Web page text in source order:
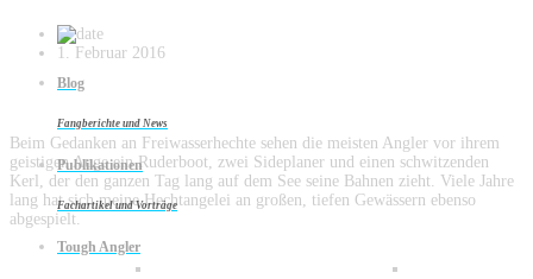
Blog
Fangberichte und News
Publikationen
Fachartikel und Vorträge
Tough Angler
1. Februar 2016
Beim Gedanken an Freiwasserhechte sehen die meisten Angler vor ihrem
geistigen Auge ein Ruderboot, zwei Sideplaner und einen schwitzenden
Kerl, der den ganzen Tag lang auf dem See seine Bahnen zieht. Viele Jahre
lang hat sich meine Hechtangelei an großen, tiefen Gewässern ebenso
abgespielt.